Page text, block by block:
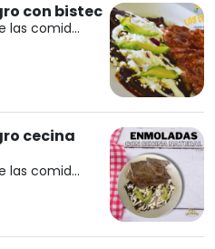
con bistec
las comid...
cecina
las comid...